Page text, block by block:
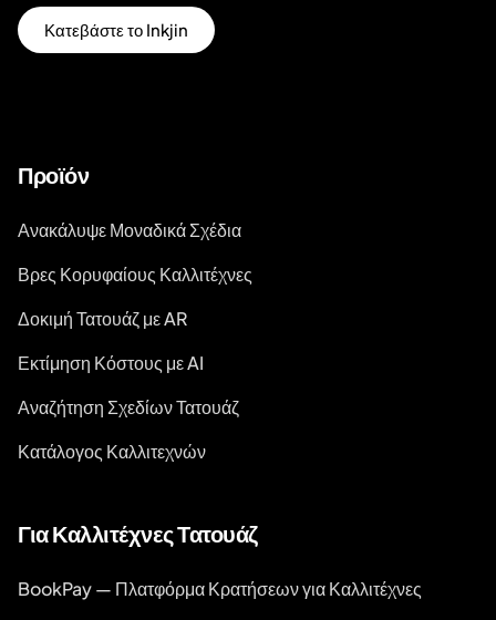
Κατεβάστε το Inkjin
Προϊόν
Ανακάλυψε Μοναδικά Σχέδια
Βρες Κορυφαίους Καλλιτέχνες
Δοκιμή Τατουάζ με AR
Εκτίμηση Κόστους με AI
Αναζήτηση Σχεδίων Τατουάζ
Κατάλογος Καλλιτεχνών
Για Καλλιτέχνες Τατουάζ
BookPay — Πλατφόρμα Κρατήσεων για Καλλιτέχνες